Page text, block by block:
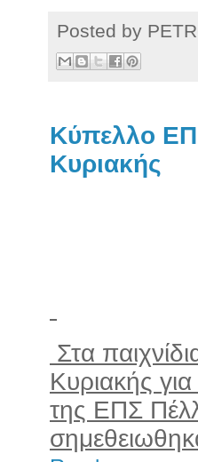
Posted by
Κύπελλο
Κυριακής
Στα
Κυριακής
της ΕΠΣ